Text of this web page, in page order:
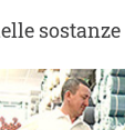
sostanze